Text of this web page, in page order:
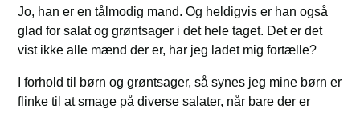
Jo, han er en tålmodig mand. Og heldigvis er han også
glad for salat og grøntsager i det hele taget. Det er det
vist ikke alle mænd der er, har jeg ladet mig fortælle?
I forhold til børn og grøntsager, så synes jeg mine børn er
flinke til at smage på diverse salater, når bare der er